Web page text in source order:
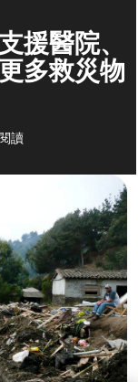
援醫院、
多救災物
讀